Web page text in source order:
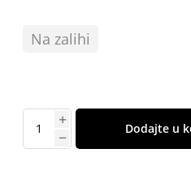
Na zalihi
Dodajte u